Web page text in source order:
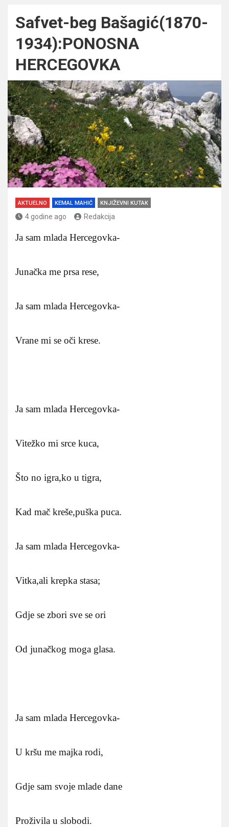
Safvet-beg Bašagić(1870-
1934):PONOSNA
HERCEGOVKA
AKTUELNO KEMAL MAHIĆ KNJIŽEVNI KUTAK
4 godine ago Redakcija
Ja sam mlada Hercegovka-
Junačka me prsa rese,
Ja sam mlada Hercegovka-
Vrane mi se oči krese.
Ja sam mlada Hercegovka-
Vitežko mi srce kuca,
Što no igra,ko u tigra,
Kad mač kreše,puška puca.
Ja sam mlada Hercegovka-
Vitka,ali krepka stasa;
Gdje se zbori sve se ori
Od junačkog moga glasa.
Ja sam mlada Hercegovka-
U kršu me majka rodi,
Gdje sam svoje mlade dane
Proživila u slobodi.